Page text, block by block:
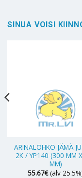
SINUA VOISI
ARINALOHKO JÄMÄ
2K / YP140 (300 MM
MM)
55.67€ (alv